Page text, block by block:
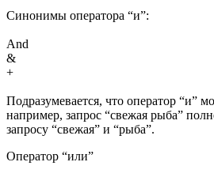
Синонимы оператора “и”:
And
&
+
Подразумевается, что оператор “и”
например, запрос “свежая рыба”
запросу “свежая” и “рыба”.
Оператор “или”